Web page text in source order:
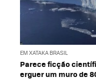
EM XATAKA BRASIL
Parece ficção
erguer um muro de